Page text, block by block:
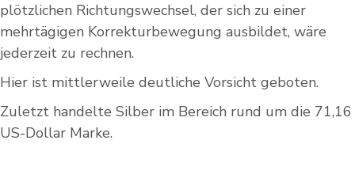
plötzlichen Richtungswechsel, der sich zu einer
mehrtägigen Korrekturbewegung ausbildet, wäre
jederzeit zu rechnen.
Hier ist mittlerweile deutliche Vorsicht geboten.
Zuletzt handelte Silber im Bereich rund um die 71,16
US-Dollar Marke.